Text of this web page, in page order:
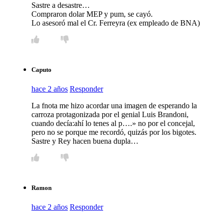
Sastre a desastre…
Compraron dolar MEP y pum, se cayó.
Lo asesoró mal el Cr. Ferreyra (ex empleado de BNA)
Caputo
hace 2 años Responder
La fnota me hizo acordar una imagen de esperando la
carroza protagonizada por el genial Luis Brandoni,
cuando decía:ahí lo tenes al p….» no por el concejal,
pero no se porque me recordó, quizás por los bigotes.
Sastre y Rey hacen buena dupla…
Ramon
hace 2 años Responder